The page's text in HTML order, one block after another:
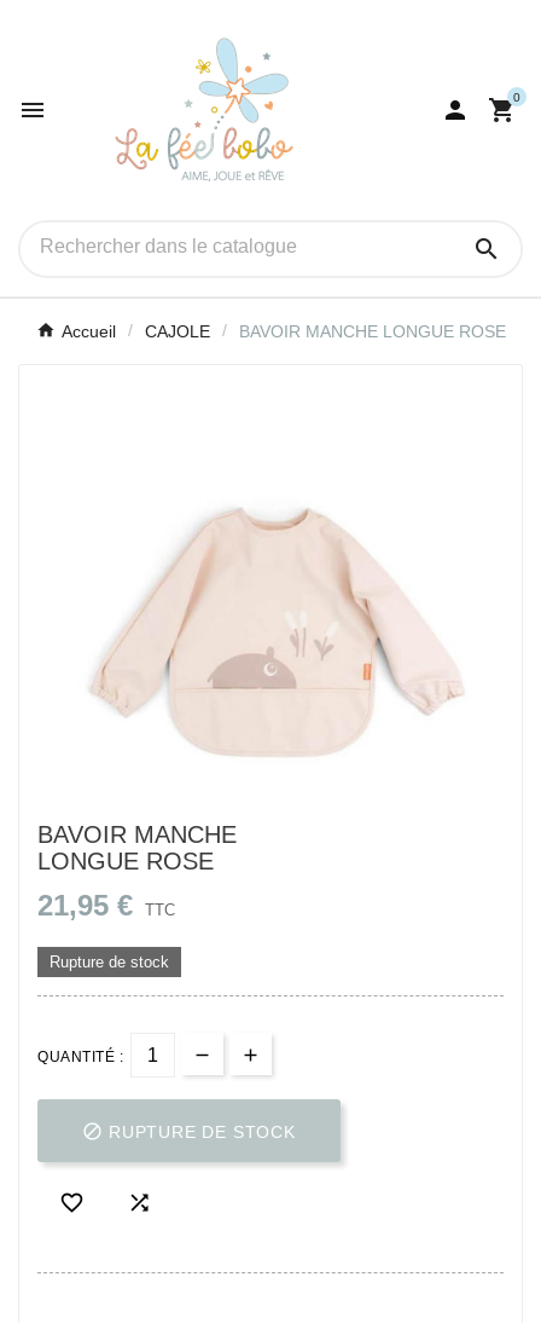
  0

Accueil CAJOLE BAVOIR MANCHE LONGUE ROSE
BAVOIR MANCHE
LONGUE ROSE
21,95 € TTC
Rupture de stock
QUANTITÉ :
 RUPTURE DE STOCK
 